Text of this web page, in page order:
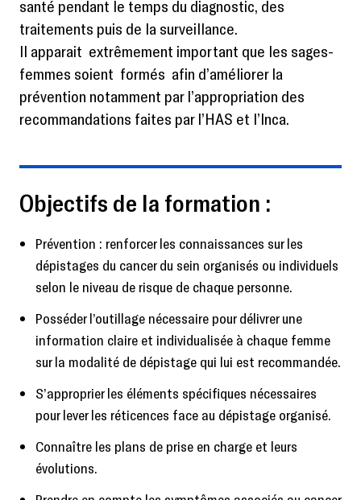
santé pendant le temps du diagnostic, des
traitements puis de la surveillance.
Il apparait extrêmement important que les sages-
femmes soient formés afin d’améliorer la
prévention notamment par l’appropriation des
recommandations faites par l’HAS et l’Inca.
Objectifs de la formation :
Prévention : renforcer les connaissances sur les
dépistages du cancer du sein organisés ou individuels
selon le niveau de risque de chaque personne.
Posséder l’outillage nécessaire pour délivrer une
information claire et individualisée à chaque femme
sur la modalité de dépistage qui lui est recommandée.
S’approprier les éléments spécifiques nécessaires
pour lever les réticences face au dépistage organisé.
Connaître les plans de prise en charge et leurs
évolutions.